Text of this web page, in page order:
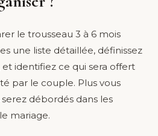
le trousseau 3 à 6 mois
une liste détaillée, définissez
identifiez ce qui sera offert
par le couple. Plus vous
débordés dans les
mariage.